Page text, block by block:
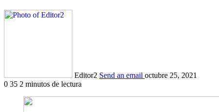
Editor2 Send an email octubre 25, 2021
0 35 2 minutos de lectura